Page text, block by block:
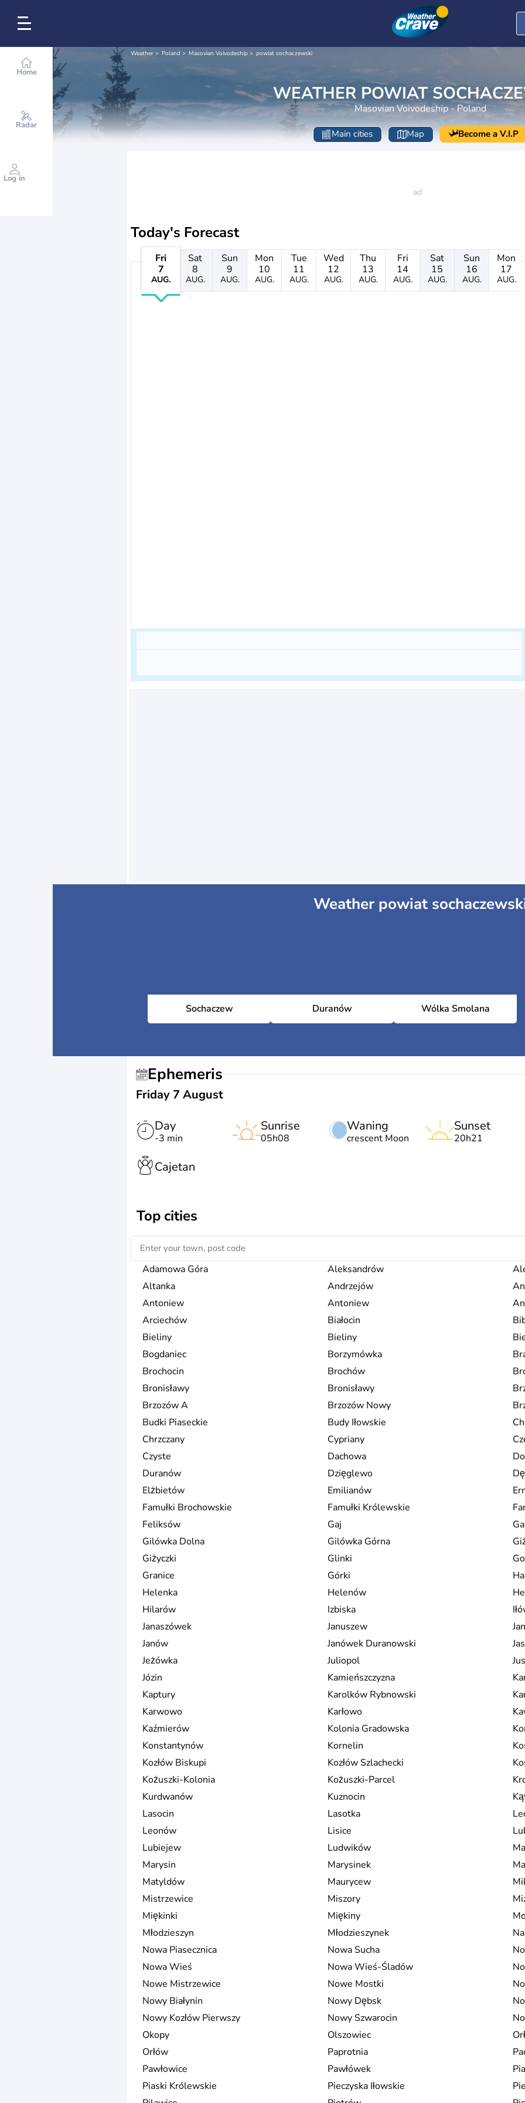
Home
Radar
Log in
Weather Poland Masovian Voivodeship powiat sochaczewski
WEATHER POWIAT
Masovian Voivodeship - Poland
Main cities Map Become a V.I.P
Today's Forecast
Fri
7
AUG.
Sat
8
AUG.
Sun
9
AUG.
Mon
10
AUG.
Tue
11
AUG.
Wed
12
AUG.
Thu
13
AUG.
Fri
14
AUG.
Sat
15
AUG.
Sun
16
AUG.
Mon
17
AUG.
Weather powiat
Sochaczew Duranów Wólka Smolana
Ephemeris
Friday 7 August
Day
-3 min
Waning
crescent Moon
Sunrise
05h08
Sunset
20h21
Cajetan
Top cities
Adamowa Góra Aleksandrów
Altanka
Andrzejów
Antoniew
Antoniew
Arciechów
Białocin
Bieliny
Bieliny
Bogdaniec
Borzymówka
Brochocin
Brochów
Bronisławy
Bronisławy
Brzozów A
Brzozów Nowy
Budki Piaseckie
Budy Iłowskie
Chrzczany
Cypriany
Czyste
Dachowa
Duranów
Dzięglewo
Elżbietów
Emilianów
Famułki Brochowskie
Famułki Królewskie
Feliksów
Gaj
Gilówka Dolna
Gilówka Górna
Giżyczki
Glinki
Granice
Górki
Helenka
Helenów
Hilarów
Izbiska
Janaszówek
Januszew
Janów
Janówek Duranowski
Jeżówka
Juliopol
Józin
Kamieńszczyzna
Kaptury
Karolków Rybnowski
Karwowo
Karłowo
Kaźmierów
Kolonia Gradowska
Konstantynów
Kornelin
Kozłów Biskupi
Kozłów Szlachecki
Kożuszki-Kolonia
Kożuszki-Parcel
Kurdwanów
Kuznocin
Lasocin
Lasotka
Leonów
Lisice
Lubiejew
Ludwików
Marysin
Marysinek
Matyldów
Maurycew
Mistrzewice
Miszory
Miękinki
Miękiny
Młodzieszyn
Młodzieszynek
Nowa Piasecznica
Nowa Sucha
Nowa Wieś
Nowa Wieś-Śladów
Nowe Mistrzewice
Nowe Mostki
Nowy Białynin
Nowy Dębsk
Nowy Kozłów Pierwszy
Nowy Szwarocin
Okopy
Olszowiec
Orłów
Paprotnia
Pawłowice
Pawłówek
Piaski Królewskie
Pieczyska Iłowskie